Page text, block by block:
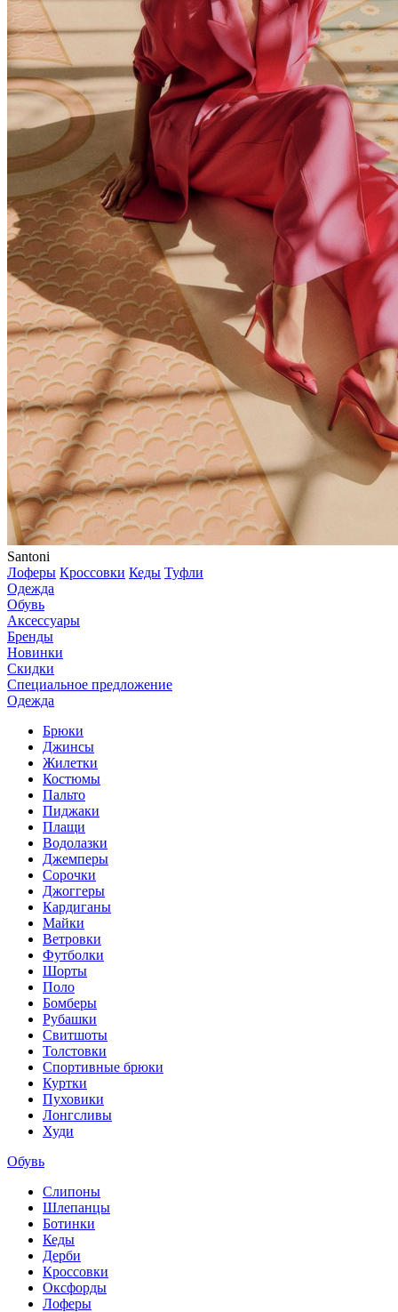
Santoni
Лоферы Кроссовки Кеды Туфли
Одежда
Обувь
Аксессуары
Бренды
Новинки
Скидки
Специальное предложение
Одежда
Брюки
Джинсы
Жилетки
Костюмы
Пальто
Пиджаки
Плащи
Водолазки
Джемперы
Сорочки
Джоггеры
Кардиганы
Майки
Ветровки
Футболки
Шорты
Поло
Бомберы
Рубашки
Свитшоты
Толстовки
Спортивные брюки
Куртки
Пуховики
Лонгсливы
Худи
Обувь
Слипоны
Шлепанцы
Ботинки
Кеды
Дерби
Кроссовки
Оксфорды
Лоферы